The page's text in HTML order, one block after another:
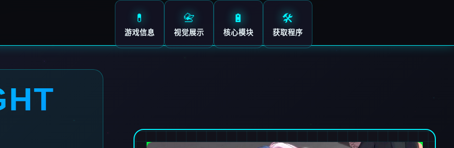
💊
游戏信息
📇
视觉展示
🔋
核心模块
🛠️
获取程序